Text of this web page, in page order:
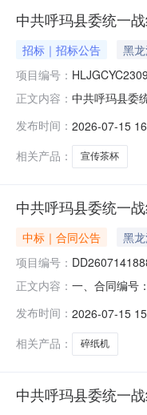
中共呼玛县委统一
招标｜招标公告 黑
项目编号：
正文内容： 中共呼玛县委
收，不合格供
国政府采购法
发布时间： 2026-07-15
相关产品：
宣传茶杯
中共呼玛县委统一
中标｜合同公告 黑
项目编号：
正文内容： 一、合同编号
有限公司地址
发布时间： 2026-07-15
相关产品：
碎纸机
中共呼玛县委统一